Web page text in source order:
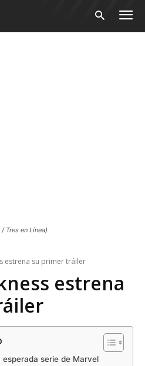
Tres en Línea)
estrena su primer tráiler
estrena
serie de Marvel